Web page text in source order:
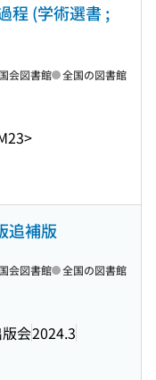
程 (学術選書 ;
会図書館 全国の図書館
追補版
会2024.3
会図書館 全国の図書館